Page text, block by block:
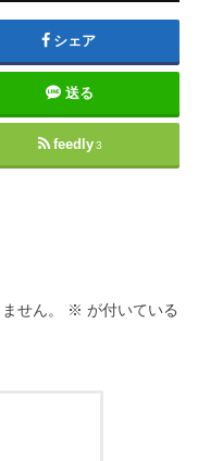
シェア
送る
feedly 3
せん。 ※ が付いている